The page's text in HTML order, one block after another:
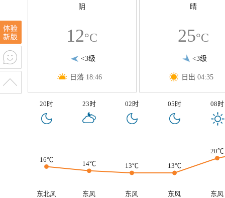
阴
12°C
<3级
日落 18:46
晴
25°C
<3级
日出 04:35
20时 23时 02时 05时 08时
16℃
14℃ 13℃ 13℃
20℃
东北风 东风 东风 东风
东风